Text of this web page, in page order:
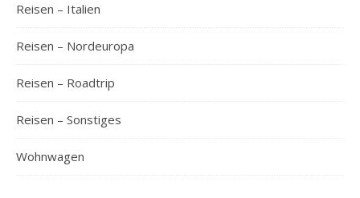
Reisen – Italien
Reisen – Nordeuropa
Reisen – Roadtrip
Reisen – Sonstiges
Wohnwagen